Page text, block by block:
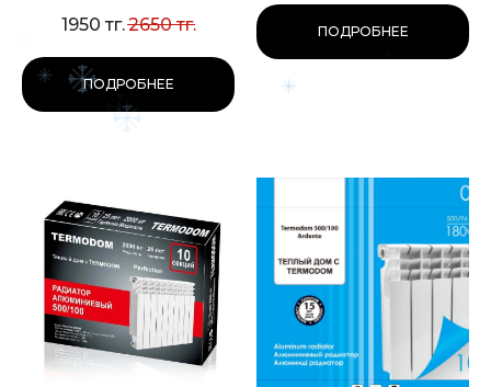
1950 тг.2650 тг.
ПОДРОБНЕЕ
ПОДРОБНЕЕ